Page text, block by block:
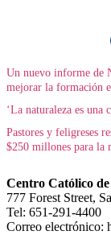
Un nuevo informe de
mejorar la formación
‘La naturaleza es una
Pastores y feligreses
$250 millones para la
Centro Católico
777 Forest Street,
Tel: 651-291-4400
Correo electrónico: